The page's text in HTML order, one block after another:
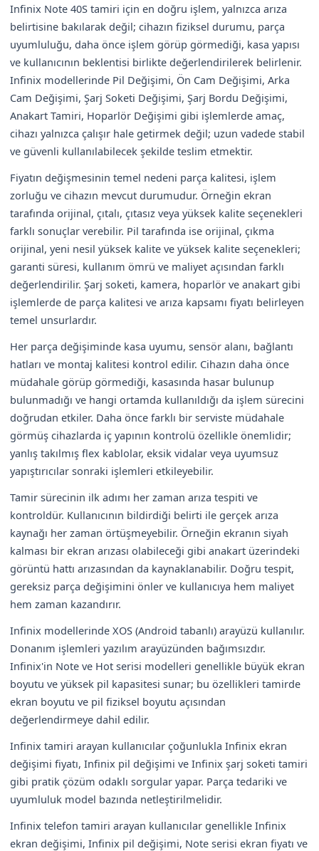
Infinix Note 40S tamiri için en doğru işlem, yalnızca arıza
belirtisine bakılarak değil; cihazın fiziksel durumu, parça
uyumluluğu, daha önce işlem görüp görmediği, kasa yapısı
ve kullanıcının beklentisi birlikte değerlendirilerek belirlenir.
Infinix modellerinde Pil Değişimi, Ön Cam Değişimi, Arka
Cam Değişimi, Şarj Soketi Değişimi, Şarj Bordu Değişimi,
Anakart Tamiri, Hoparlör Değişimi gibi işlemlerde amaç,
cihazı yalnızca çalışır hale getirmek değil; uzun vadede stabil
ve güvenli kullanılabilecek şekilde teslim etmektir.
Fiyatın değişmesinin temel nedeni parça kalitesi, işlem
zorluğu ve cihazın mevcut durumudur. Örneğin ekran
tarafında orijinal, çıtalı, çıtasız veya yüksek kalite seçenekleri
farklı sonuçlar verebilir. Pil tarafında ise orijinal, çıkma
orijinal, yeni nesil yüksek kalite ve yüksek kalite seçenekleri;
garanti süresi, kullanım ömrü ve maliyet açısından farklı
değerlendirilir. Şarj soketi, kamera, hoparlör ve anakart gibi
işlemlerde de parça kalitesi ve arıza kapsamı fiyatı belirleyen
temel unsurlardır.
Her parça değişiminde kasa uyumu, sensör alanı, bağlantı
hatları ve montaj kalitesi kontrol edilir. Cihazın daha önce
müdahale görüp görmediği, kasasında hasar bulunup
bulunmadığı ve hangi ortamda kullanıldığı da işlem sürecini
doğrudan etkiler. Daha önce farklı bir serviste müdahale
görmüş cihazlarda iç yapının kontrolü özellikle önemlidir;
yanlış takılmış flex kablolar, eksik vidalar veya uyumsuz
yapıştırıcılar sonraki işlemleri etkileyebilir.
Tamir sürecinin ilk adımı her zaman arıza tespiti ve
kontroldür. Kullanıcının bildirdiği belirti ile gerçek arıza
kaynağı her zaman örtüşmeyebilir. Örneğin ekranın siyah
kalması bir ekran arızası olabileceği gibi anakart üzerindeki
görüntü hattı arızasından da kaynaklanabilir. Doğru tespit,
gereksiz parça değişimini önler ve kullanıcıya hem maliyet
hem zaman kazandırır.
Infinix modellerinde XOS (Android tabanlı) arayüzü kullanılır.
Donanım işlemleri yazılım arayüzünden bağımsızdır.
Infinix'in Note ve Hot serisi modelleri genellikle büyük ekran
boyutu ve yüksek pil kapasitesi sunar; bu özellikleri tamirde
ekran boyutu ve pil fiziksel boyutu açısından
değerlendirmeye dahil edilir.
Infinix tamiri arayan kullanıcılar çoğunlukla Infinix ekran
değişimi fiyatı, Infinix pil değişimi ve Infinix şarj soketi tamiri
gibi pratik çözüm odaklı sorgular yapar. Parça tedariki ve
uyumluluk model bazında netleştirilmelidir.
Infinix telefon tamiri arayan kullanıcılar genellikle Infinix
ekran değişimi, Infinix pil değişimi, Note serisi ekran fiyatı ve